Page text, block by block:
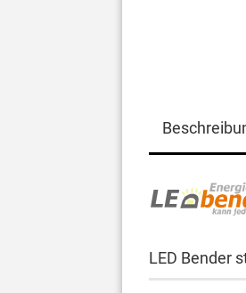
LED Bender